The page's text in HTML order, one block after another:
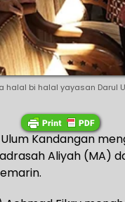
halal bi halal yayasan Darul
Kandangan
Aliyah (MA)